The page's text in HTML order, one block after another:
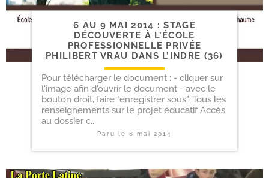
6 AU 9 MAI 2014 : STAGE
DÉCOUVERTE À L’ÉCOLE
PROFESSIONNELLE PRIVÉE
PHILIBERT VRAU DANS L’INDRE (36)
Pour télécharger le document : - cliquer sur
l'image afin d'ouvrir le document - avec le
bouton droit, faire "enregistrer sous". Tous les
renseignements sur le projet éducatif Accès
au dossier c...
Paru le 6 mai 2014